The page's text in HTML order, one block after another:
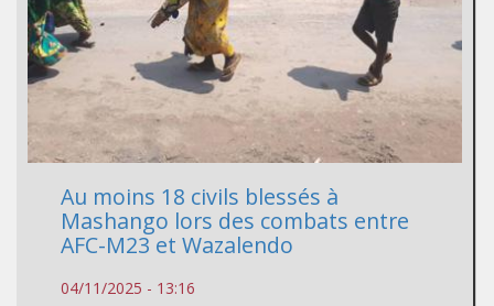
Au moins 18 civils blessés à
Mashango lors des combats entre
AFC-M23 et Wazalendo
04/11/2025 - 13:16